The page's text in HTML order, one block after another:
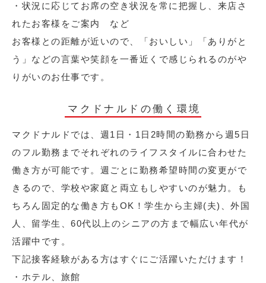
・状況に応じてお席の空き状況を常に把握し、来店さ
れたお客様をご案内 など
お客様との距離が近いので、「おいしい」「ありがと
う」などの言葉や笑顔を一番近くで感じられるのがや
りがいのお仕事です。
マクドナルドの働く環境
マクドナルドでは、週1日・1日2時間の勤務から週5日
のフル勤務までそれぞれのライフスタイルに合わせた
働き方が可能です。週ごとに勤務希望時間の変更がで
きるので、学校や家庭と両立もしやすいのが魅力。も
ちろん固定的な働き方もOK！学生から主婦(夫)、外国
人、留学生、60代以上のシニアの方まで幅広い年代が
活躍中です。
下記接客経験がある方はすぐにご活躍いただけます！
・ホテル、旅館